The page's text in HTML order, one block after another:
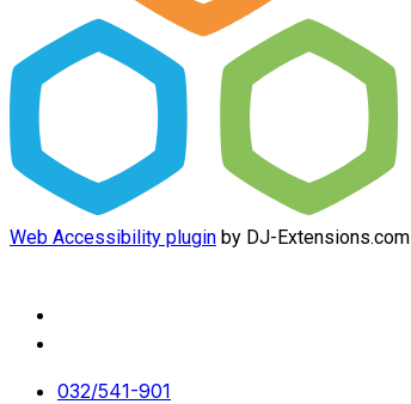
Web Accessibility plugin by DJ-Extensions.com
032/541-901